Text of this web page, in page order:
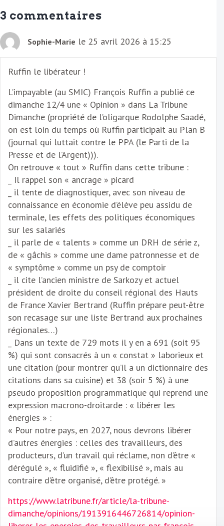
l
3 commentaires
Sophie-Marie le 25 avril 2026 à 15:25
Ruffin le libérateur !
L’impayable (au SMIC) François Ruffin a publié ce
dimanche 12/4 une « Opinion » dans La Tribune
Dimanche (propriété de l’oligarque Rodolphe Saadé,
on est loin du temps où Ruffin participait au Plan B
(journal qui luttait contre le PPA (le Parti de la
Presse et de l’Argent))).
On retrouve « tout » Ruffin dans cette tribune :
_ Il rappel son « ancrage » picard
_ il tente de diagnostiquer, avec son niveau de
connaissance en économie d’élève peu assidu de
terminale, les effets des politiques économiques
sur les salariés
_ il parle de « talents » comme un DRH de série z,
de « gâchis » comme une dame patronnesse et de
« symptôme » comme un psy de comptoir
_ il cite l’ancien ministre de Sarkozy et actuel
président de droite du conseil régional des Hauts
de France Xavier Bertrand (Ruffin prépare peut-être
son recasage sur une liste Bertrand aux prochaines
régionales…)
_ Dans un texte de 729 mots il y en a 691 (soit 95
%) qui sont consacrés à un « constat » laborieux et
une citation (pour montrer qu’il a un dictionnaire des
citations dans sa cuisine) et 38 (soir 5 %) à une
pseudo proposition programmatique qui reprend une
expression macrono-droitarde : « libérer les
énergies » :
« Pour notre pays, en 2027, nous devrons libérer
d’autres énergies : celles des travailleurs, des
producteurs, d’un travail qui réclame, non d’être «
dérégulé », « fluidifié », « flexibilisé », mais au
contraire d’être organisé, d’être protégé. »
https://www.latribune.fr/article/la-tribune-
dimanche/opinions/1913916446726814/opinion-